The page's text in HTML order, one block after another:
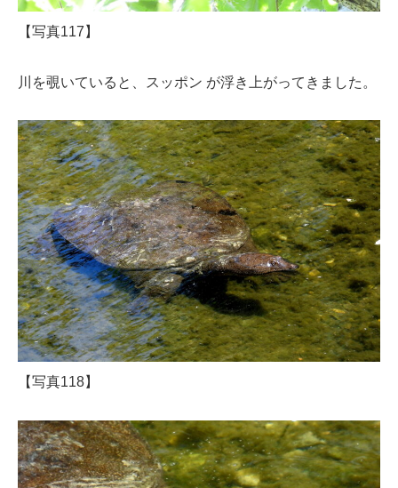
【写真117】
川を覗いていると、スッポン が浮き上がってきました。
【写真118】